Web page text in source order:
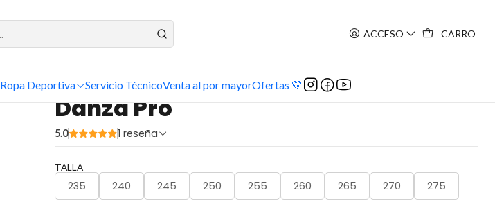
ACCESO CARRO
Ropa Deportiva Servicio TécnicoVenta al por mayorOfertas 💛
Danza
|
Danza Pro
5.0 1 reseña
TALLA
235 240 245 250 255 260 265 270 275